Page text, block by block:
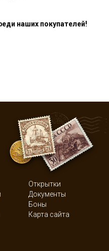
наших покупателей!
Открытки
Документы
Боны
Карта сайта